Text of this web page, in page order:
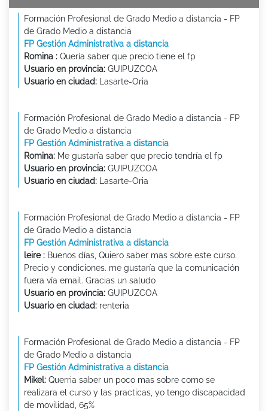
Formación Profesional de Grado Medio a distancia - FP
de Grado Medio a distancia
FP Gestión Administrativa a distancia
Romina : Quería saber que precio tiene el fp
Usuario en provincia: GUIPUZCOA
Usuario en ciudad: Lasarte-Oria
Formación Profesional de Grado Medio a distancia - FP
de Grado Medio a distancia
FP Gestión Administrativa a distancia
Romina: Me gustaría saber que precio tendría el fp
Usuario en provincia: GUIPUZCOA
Usuario en ciudad: Lasarte-Oria
Formación Profesional de Grado Medio a distancia - FP
de Grado Medio a distancia
FP Gestión Administrativa a distancia
leire : Buenos días, Quiero saber mas sobre este curso.
Precio y condiciones. me gustaría que la comunicación
fuera vía email. Gracias un saludo
Usuario en provincia: GUIPUZCOA
Usuario en ciudad: renteria
Formación Profesional de Grado Medio a distancia - FP
de Grado Medio a distancia
FP Gestión Administrativa a distancia
Mikel: Querria saber un poco mas sobre como se
realizara el curso y las practicas, yo tengo discapacidad
de movilidad, 65%